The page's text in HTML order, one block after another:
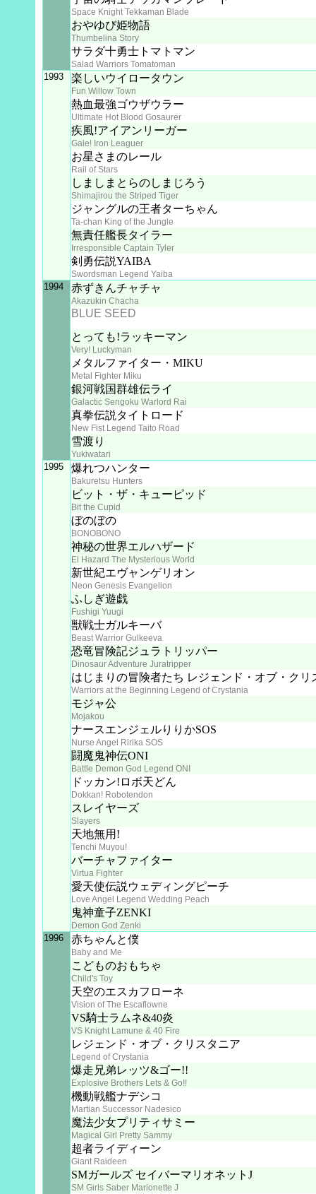
Space Knight Tekkaman Blade
おやゆび姫物語
Thumbelina Story
サラダ十勇士トマトマン
Salad Warriors Tomatoman
1993 楽しいウイロータウン
Fun Willow Town
熱血最強ゴウザウラー
Ultimate Hot Blood Gosaurer
疾風!アイアンリーガー
Gale! Iron Leaguer
お星さまのレール
Rail of Stars
しましまとらのしまじろう
Shimajirou the Striped Tiger
ジャングルの王者ターちゃん
Ta-chan King of the Jungle
無責任艦長タイラー
Irresponsible Captain Tyler
剣勇伝説YAIBA
Swordsman Legend Yaiba
1994 赤ずきんチャチャ
Akazukin Chacha
BLUE SEED
とっても!ラッキーマン
Very! Luckyman
メタルファイター・MIKU
Metal Fighter Miku
銀河戦国群雄伝ライ
Galactic Sengoku Warlord Rai
真拳伝説タイトロード
New Fist Legend Taito Road
雪渡り
Yukiwatari
1995 爆れつハンター
Bakuretsu Hunters
ビット・ザ・キューピッド
Bit the Cupid
ぼのぼの
BONOBONO
神秘の世界エルハザード
El Hazard The Mysterious World
新世紀エヴャンゲリオン
Neon Genesis Evangelion
ふしぎ遊戯
Fushigi Yuugi
獣戦士ガルキーバ
Beast Warrior Gulkeeva
恐竜冒険記ジュラトリッパー
Dinosaur Adventure Juratripper
はじまりの冒険者たち レジェンド・オブ・クリ
Warriors at the Beginning Legend of Crystania
モジャ公
Mojakou
ナースエンジェルりりかSOS
Nurse Angel Ririka SOS
闘魔鬼神伝ONI
Battle Demon God Legend ONI
ドッカン!ロボ天どん
Dokkan! Robotendon
スレイヤーズ
Slayers
天地無用!
Tenchi Muyou!
バーチャファイター
Virtua Fighter
愛天使伝説ウェディングピーチ
Love Angel Legend Wedding Peach
鬼神童子ZENKI
Demon God Zenki
1996 赤ちゃんと僕
Baby and Me
こどものおもちゃ
Child's Toy
天空のエスカフローネ
Vision of The Escaflowne
VS騎士ラムネ&40炎
VS Knight Lamune & 40 Fire
レジェンド・オブ・クリスタニア
Legend of Crystania
爆走兄弟レッツ&ゴー!!
Explosive Brothers Lets & Go!!
機動戦艦ナデシコ
Martian Successor Nadesico
魔法少女プリティサミー
Magical Girl Pretty Sammy
超者ライディーン
Giant Raideen
SMガールズ セイバーマリオネットJ
SM Girls Saber Marionette J